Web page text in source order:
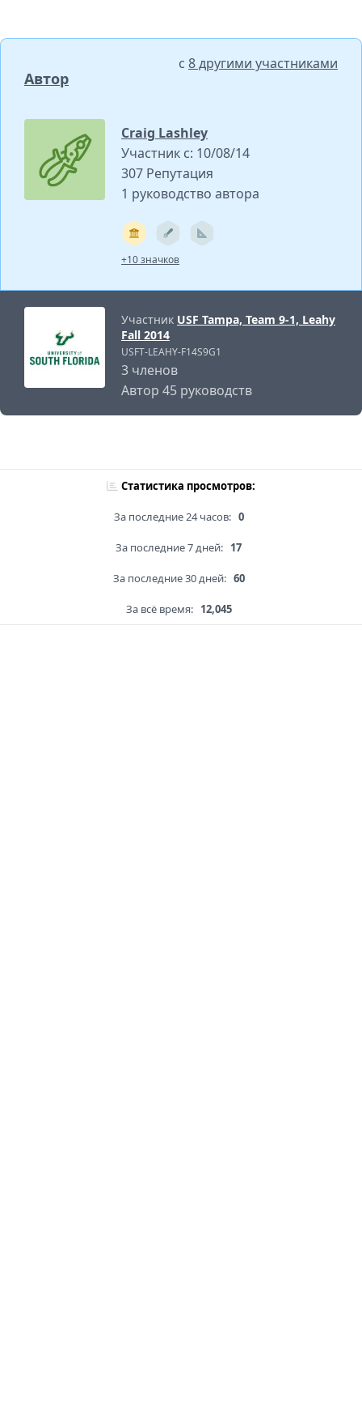
Автор
с 8 другими участниками
Craig Lashley
Участник с: 10/08/14
307 Репутация
1 руководство автора
+10 значков
Участник USF Tampa, Team 9-1, Leahy
Fall 2014
USFT-LEAHY-F14S9G1
3 членов
Автор 45 руководств
Статистика просмотров:
За последние 24 часов: 0
За последние 7 дней: 17
За последние 30 дней: 60
За всё время: 12,045